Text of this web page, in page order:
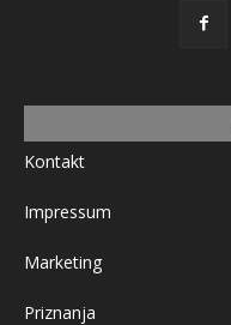
Kontakt
Impressum
Marketing
Priznanja